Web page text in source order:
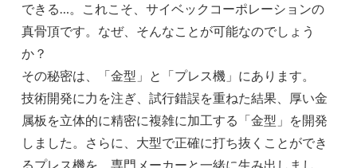
できる…。これこそ、サイベックコーポレーションの
真骨頂です。なぜ、そんなことが可能なのでしょう
か？
その秘密は、「金型」と「プレス機」にあります。
技術開発に力を注ぎ、試行錯誤を重ねた結果、厚い金
属板を立体的に精密に複雑に加工する「金型」を開発
しました。さらに、大型で正確に打ち抜くことができ
るプレス機を、専門メーカーと一緒に生み出しまし